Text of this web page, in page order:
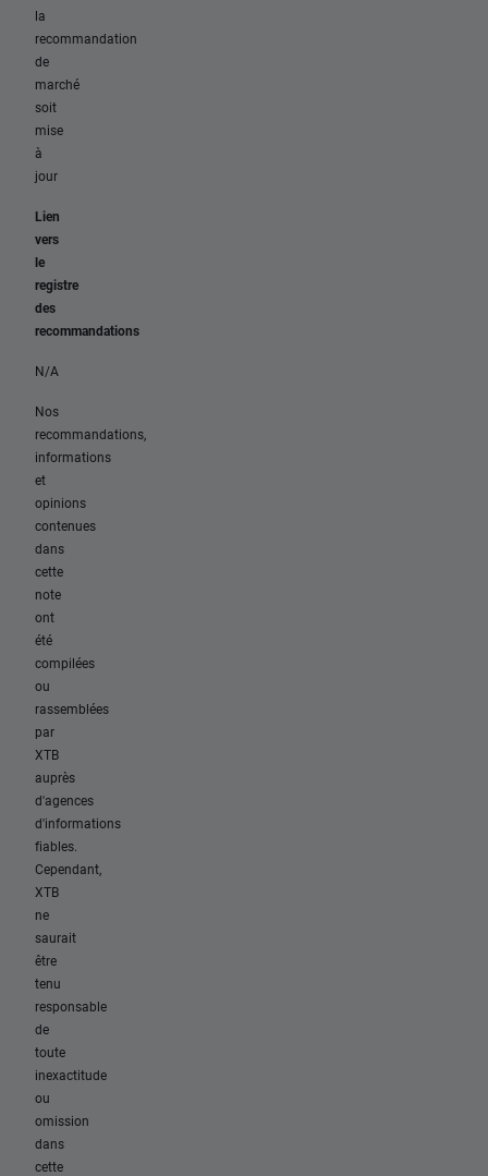
la
recommandation
de
marché
soit
mise
à
jour
Lien
vers
le
registre
des
recommandations
N/A
Nos
recommandations,
informations
et
opinions
contenues
dans
cette
note
ont
été
compilées
ou
rassemblées
par
XTB
auprès
d'agences
d'informations
fiables.
Cependant,
XTB
ne
saurait
être
tenu
responsable
de
toute
inexactitude
ou
omission
dans
cette